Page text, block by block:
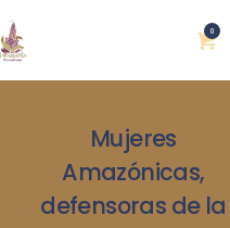
0
Mujeres
Amazónicas,
defensoras de la